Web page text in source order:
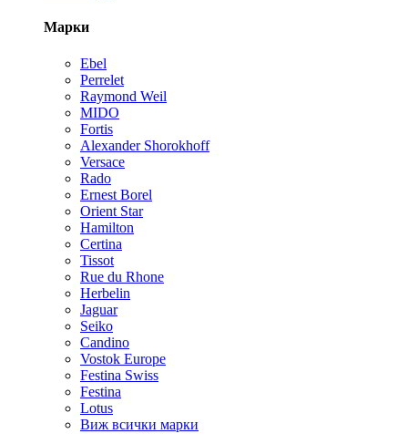
Марки
Ebel
Perrelet
Raymond Weil
MIDO
Fortis
Alexander Shorokhoff
Versace
Rado
Ernest Borel
Orient Star
Hamilton
Certina
Tissot
Rue du Rhone
Herbelin
Jaguar
Seiko
Candino
Vostok Europe
Festina Swiss
Festina
Lotus
Виж всички марки